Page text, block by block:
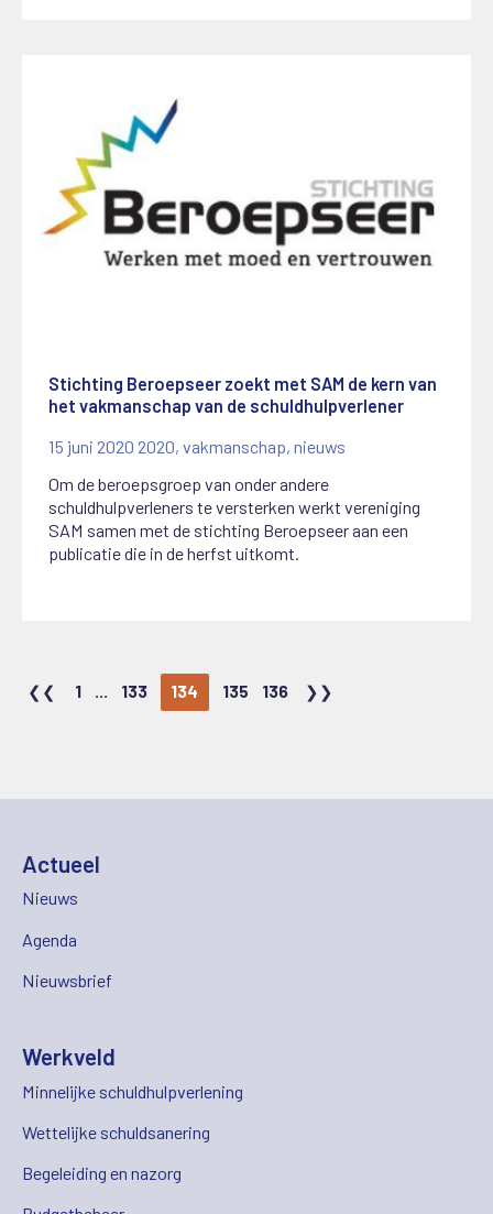
Stichting Beroepseer zoekt met SAM de kern van
het vakmanschap van de schuldhulpverlener
15 juni 2020 2020,vakmanschap,nieuws
Om de beroepsgroep van onder andere
schuldhulpverleners te versterken werkt vereniging
SAM samen met de stichting Beroepseer aan een
publicatie die in de herfst uitkomt.
1 ... 133 134 135 136
Actueel
Nieuws
Agenda
Nieuwsbrief
Werkveld
Minnelijke schuldhulpverlening
Wettelijke schuldsanering
Begeleiding en nazorg